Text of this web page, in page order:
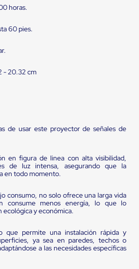
Sellos
Sellos
andén
con
sistema
retención
de
ruedas
de
andén
Automáticos
horas.
60 pies.
- 20.32 cm
de usar este proyector de señales de
en figura de linea con alta visibilidad,
de luz intensa, asegurando que la
en todo momento.
consumo, no solo ofrece una larga vida
consume menos energía, lo que lo
y económica.
que permite una instalación rápida y
ya sea en paredes, techos o
a las necesidades específicas